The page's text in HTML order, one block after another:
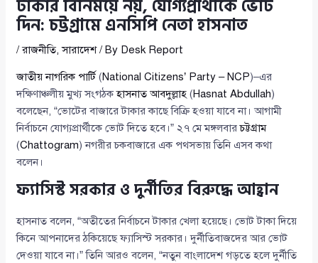
টাকার বিনিময়ে নয়, যোগ্যপ্রার্থীকে ভোট
দিন: চট্টগ্রামে এনসিপি নেতা হাসনাত
/রাজনীতি,সারাদেশ/ By Desk Report
জাতীয় নাগরিক পার্টি (National Citizens’ Party – NCP)–এর
দক্ষিণাঞ্চলীয় মুখ্য সংগঠকহাসনাত আবদুল্লাহ (Hasnat Abdullah)
বলেছেন, “ভোটের বাজারে টাকার কাছে বিক্রি হওয়া যাবে না। আগামী
নির্বাচনে যোগ্যপ্রার্থীকে ভোট দিতে হবে।” ২৭ মে মঙ্গলবারচট্টগ্রাম
(Chattogram) নগরীর চকবাজারে এক পথসভায় তিনি এসব কথা
বলেন।
ফ্যাসিস্ট সরকার ও দুর্নীতির বিরুদ্ধে আহ্বান
হাসনাত বলেন, “অতীতের নির্বাচনে টাকার খেলা হয়েছে। ভোট টাকা দিয়ে
কিনে আপনাদের ঠকিয়েছে ফ্যাসিস্ট সরকার। দুর্নীতিবাজদের আর ভোট
দেওয়া যাবে না।” তিনি আরও বলেন, “নতুন বাংলাদেশ গড়তে হলে দুর্নীতি